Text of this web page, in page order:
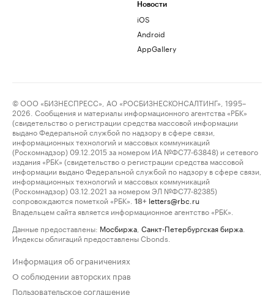
Новости
iOS
Android
AppGallery
© ООО «БИЗНЕСПРЕСС», АО «РОСБИЗНЕСКОНСАЛТИНГ», 1995–
2026. Сообщения и материалы информационного агентства «РБК»
(свидетельство о регистрации средства массовой информации
выдано Федеральной службой по надзору в сфере связи,
информационных технологий и массовых коммуникаций
(Роскомнадзор) 09.12.2015 за номером ИА №ФС77-63848) и сетевого
издания «РБК» (свидетельство о регистрации средства массовой
информации выдано Федеральной службой по надзору в сфере связи,
информационных технологий и массовых коммуникаций
(Роскомнадзор) 03.12.2021 за номером ЭЛ №ФС77-82385)
сопровождаются пометкой «РБК».
18+ letters@rbc.ru
Владельцем сайта является информационное агентство «РБК».
Данные предоставлены: Мосбиржа Санкт-Петербургская биржа
Индексы облигаций предоставлены Cbonds.
Информация об ограничениях
О соблюдении авторских прав
Пользовательское соглашение